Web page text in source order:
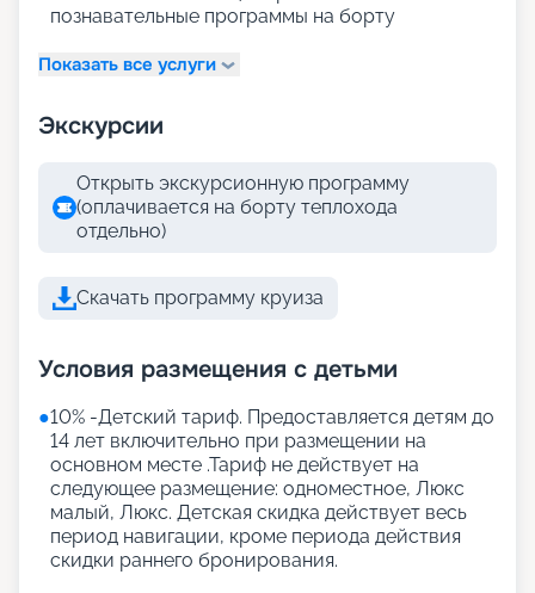
познавательные программы на борту
Показать все услуги
Экскурсии
Открыть экскурсионную программу
(оплачивается на борту теплохода
отдельно)
Скачать программу круиза
Условия размещения с детьми
●10% -Детский тариф. Предоставляется детям до
14 лет включительно при размещении на
основном месте .Тариф не действует на
следующее размещение: одноместное, Люкс
малый, Люкс. Детская скидка действует весь
период навигации, кроме периода действия
скидки раннего бронирования.